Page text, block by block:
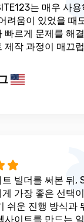
는 매우 사
려움이 있었을 때
빠르게 문제를 해
제작 과정이 매끄
빌더를 써본 뒤,
가장 좋은 선택
쉬운 진행 방식과
사이트를 만드는